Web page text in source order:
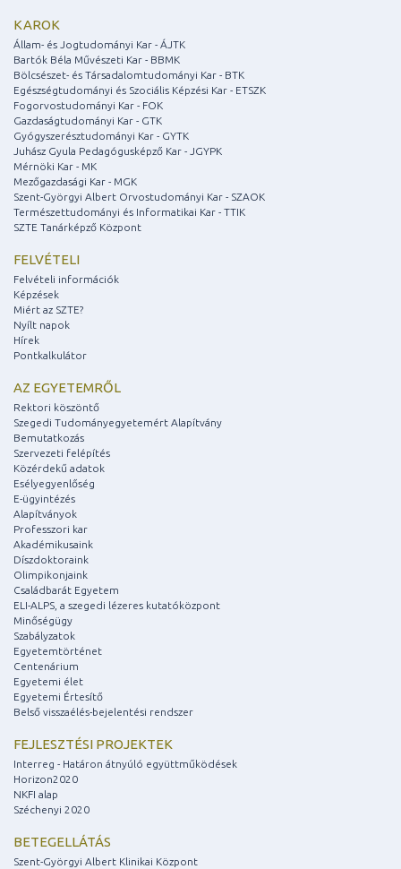
KAROK
Állam- és Jogtudományi Kar - ÁJTK
Bartók Béla Művészeti Kar - BBMK
Bölcsészet- és Társadalomtudományi Kar - BTK
Egészségtudományi és Szociális Képzési Kar - ETSZK
Fogorvostudományi Kar - FOK
Gazdaságtudományi Kar - GTK
Gyógyszerésztudományi Kar - GYTK
Juhász Gyula Pedagógusképző Kar - JGYPK
Mérnöki Kar - MK
Mezőgazdasági Kar - MGK
Szent-Györgyi Albert Orvostudományi Kar - SZAOK
Természettudományi és Informatikai Kar - TTIK
SZTE Tanárképző Központ
FELVÉTELI
Felvételi információk
Képzések
Miért az SZTE?
Nyílt napok
Hírek
Pontkalkulátor
AZ EGYETEMRŐL
Rektori köszöntő
Szegedi Tudományegyetemért Alapítvány
Bemutatkozás
Szervezeti felépítés
Közérdekű adatok
Esélyegyenlőség
E-ügyintézés
Alapítványok
Professzori kar
Akadémikusaink
Díszdoktoraink
Olimpikonjaink
Családbarát Egyetem
ELI-ALPS, a szegedi lézeres kutatóközpont
Minőségügy
Szabályzatok
Egyetemtörténet
Centenárium
Egyetemi élet
Egyetemi Értesítő
Belső visszaélés-bejelentési rendszer
FEJLESZTÉSI PROJEKTEK
Interreg - Határon átnyúló együttműködések
Horizon2020
NKFI alap
Széchenyi 2020
BETEGELLÁTÁS
Szent-Györgyi Albert Klinikai Központ